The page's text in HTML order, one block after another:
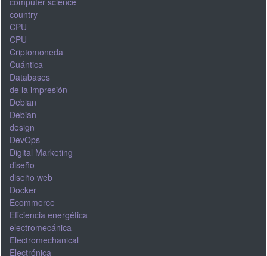
country
CPU
CPU
Criptomoneda
Cuántica
Databases
de la impresión
Debian
Debian
design
DevOps
Digital Marketing
diseño
diseño web
Docker
Ecommerce
Eficiencia energética
electromecánica
Electromechanical
Electrónica